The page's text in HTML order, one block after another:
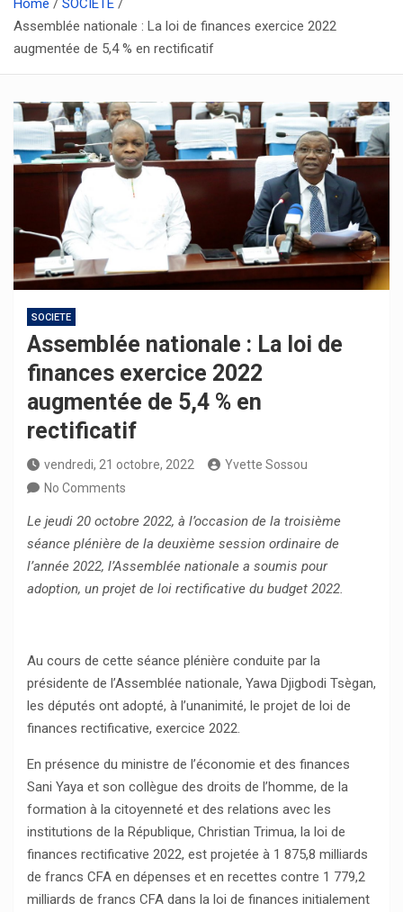
Home
SOCIETE
Assemblée nationale : La loi de finances exercice 2022
augmentée de 5,4 % en rectificatif
SOCIETE
Assemblée nationale : La loi de
finances exercice 2022
augmentée de 5,4 % en
rectificatif
vendredi, 21 octobre, 2022
Yvette Sossou
No Comments
Le jeudi 20 octobre 2022, à l’occasion de la troisième
séance plénière de la deuxième session ordinaire de
l’année 2022, l’Assemblée nationale a soumis pour
adoption, un projet de loi rectificative du budget 2022.
Au cours de cette séance plénière conduite par la
présidente de l’Assemblée nationale, Yawa Djigbodi Tsègan,
les députés ont adopté, à l’unanimité, le projet de loi de
finances rectificative, exercice 2022.
En présence du ministre de l’économie et des finances
Sani Yaya et son collègue des droits de l’homme, de la
formation à la citoyenneté et des relations avec les
institutions de la République, Christian Trimua, la loi de
finances rectificative 2022, est projetée à 1 875,8 milliards
de francs CFA en dépenses et en recettes contre 1 779,2
milliards de francs CFA dans la loi de finances initialement